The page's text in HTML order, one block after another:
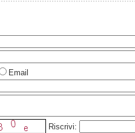
Email
Riscrivi: